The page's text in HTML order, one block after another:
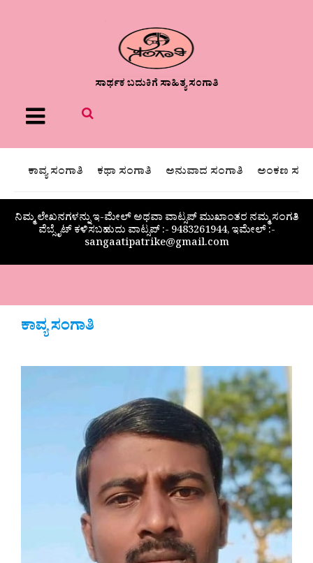
ಸಾರ್ಥಕ ಬದುಕಿಗೆ ಸಾಹಿತ್ಯ ಸಂಗಾತಿ
Menu
ಕಾವ್ಯ ಸಂಗಾತಿ ಕಥಾ ಸಂಗಾತಿ ಅನುವಾದ ಸಂಗಾತಿ ಅಂಕಣ
ನಿಮ್ಮ ಲೇಖನಗಳನ್ನು ಇ-ಮೇಲ್ ಅಥವಾ ವಾಟ್ಸಪ್ ಮುಖಾಂತರ ನಮ್ಮ ಸಂಗತಿ
ವೆಬ್ಸೈಟ್ ಕಳಿಸಬಹುದು ವಾಟ್ಸಪ್‌ :- 9483261944, ಇಮೇಲ್ :-
sangaatipatrike@gmail.com
ಕಾವ್ಯ ಸಂಗಾತಿ